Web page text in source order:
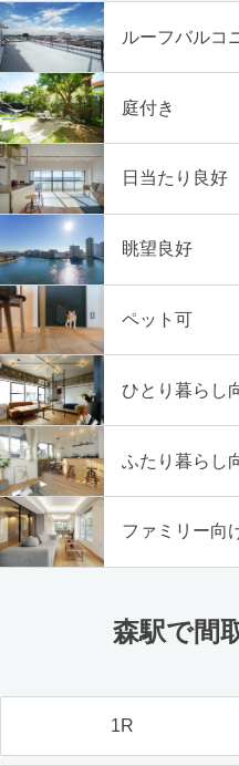
ルーフバルコ
庭付き
日当たり良好
眺望良好
ペット可
ひとり暮らし
ふたり暮らし
ファミリー向
森駅で間
1R